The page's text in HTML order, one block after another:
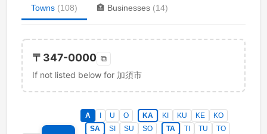
Towns (108) 🏣 Businesses (14)
〒 347-0000 ⧉
If not listed below for 加須市
A U O KA KI KU KE
KO
SA
SI SU SO TA TI TU
TO